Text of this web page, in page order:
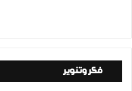
فكر وتنوير